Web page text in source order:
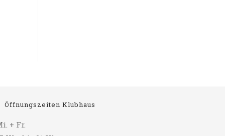
Öffnungszeiten Klubhaus
+ Fr.